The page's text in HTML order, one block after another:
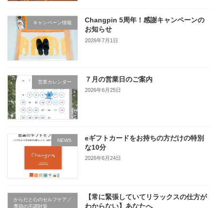
キャンペーン情報
Changpin 5周年！感謝キャンペーンの
お知らせ
2026年7月1日
営業カレンダー ７月の営業日のご案内
2026年6月25日
NEWS
eギフトカードをお持ちの方だけの特別
な10分
2026年6月24日
からだと心のセルフケア／
季節の不調対策
【常に緊張していてリラックスの仕方が
わからない】あなたへ